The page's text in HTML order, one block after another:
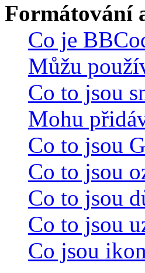
Formátování
Co je
Můžu
Co to jsou
Mohu
Co to jsou
Co to jsou
Co to jsou
Co to jsou
Co jsou